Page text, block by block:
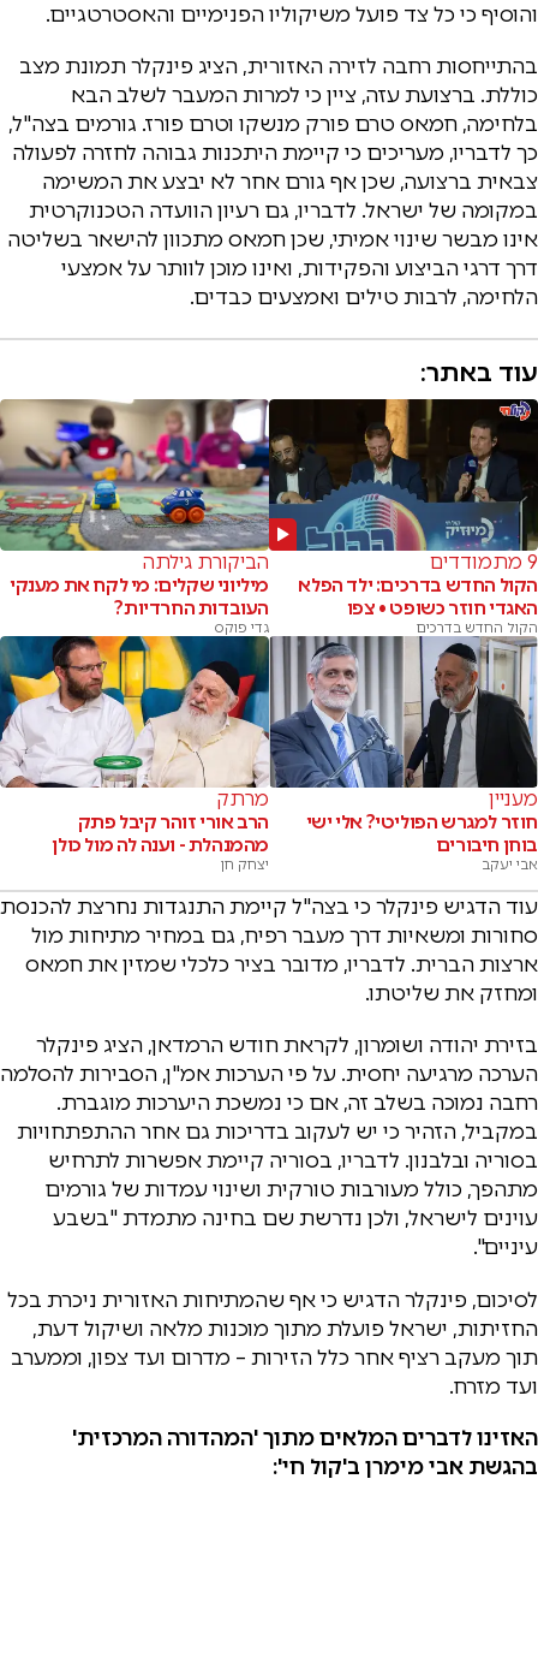
והוסיף כי כל צד פועל משיקוליו הפנימיים והאסטרטגיים.
בהתייחסות רחבה לזירה האזורית, הציג פינקלר תמונת מצב
כוללת. ברצועת עזה, ציין כי למרות המעבר לשלב הבא
בלחימה, חמאס טרם פורק מנשקו וטרם פורז. גורמים בצה"ל,
כך לדבריו, מעריכים כי קיימת היתכנות גבוהה לחזרה לפעולה
צבאית ברצועה, שכן אף גורם אחר לא יבצע את המשימה
במקומה של ישראל. לדבריו, גם רעיון הוועדה הטכנוקרטית
אינו מבשר שינוי אמיתי, שכן חמאס מתכוון להישאר בשליטה
דרך דרגי הביצוע והפקידות, ואינו מוכן לוותר על אמצעי
הלחימה, לרבות טילים ואמצעים כבדים.
עוד באתר:
9 מתמודדים
הקול החדש בדרכים: ילד הפלא
האגדי חוזר כשופט • צפו
הקול החדש בדרכים
הביקורת גילתה
מיליוני שקלים: מי לקח את מענקי
העובדות החרדיות?
גדי פוקס
מעניין
חוזר למגרש הפוליטי? אלי ישי
בוחן חיבורים
אבי יעקב
מרתק
הרב אורי זוהר קיבל פתק
מהמנהלת - וענה לה מול כולן
יצחק חן
עוד הדגיש פינקלר כי בצה"ל קיימת התנגדות נחרצת להכנסת
סחורות ומשאיות דרך מעבר רפיח, גם במחיר מתיחות מול
ארצות הברית. לדבריו, מדובר בציר כלכלי שמזין את חמאס
ומחזק את שליטתו.
בזירת יהודה ושומרון, לקראת חודש הרמדאן, הציג פינקלר
הערכה מרגיעה יחסית. על פי הערכות אמ"ן, הסבירות להסלמה
רחבה נמוכה בשלב זה, אם כי נמשכת היערכות מוגברת.
במקביל, הזהיר כי יש לעקוב בדריכות גם אחר ההתפתחויות
בסוריה ובלבנון. לדבריו, בסוריה קיימת אפשרות לתרחיש
מתהפך, כולל מעורבות טורקית ושינוי עמדות של גורמים
עוינים לישראל, ולכן נדרשת שם בחינה מתמדת "בשבע
עיניים".
לסיכום, פינקלר הדגיש כי אף שהמתיחות האזורית ניכרת בכל
החזיתות, ישראל פועלת מתוך מוכנות מלאה ושיקול דעת,
תוך מעקב רציף אחר כלל הזירות – מדרום ועד צפון, וממערב
ועד מזרח.
האזינו לדברים המלאים מתוך 'המהדורה המרכזית'
בהגשת אבי מימרן ב'קול חי':